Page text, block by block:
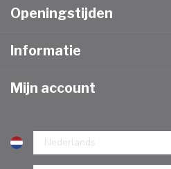
Openingstijden
Informatie
Mijn account